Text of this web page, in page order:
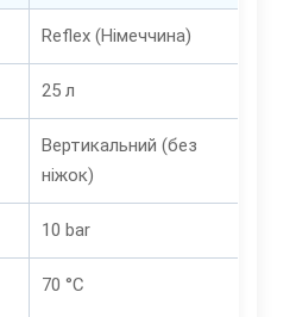
Reflex (Німеччина)
25 л
Вертикальний (без
ніжок)
10 bar
70 °C